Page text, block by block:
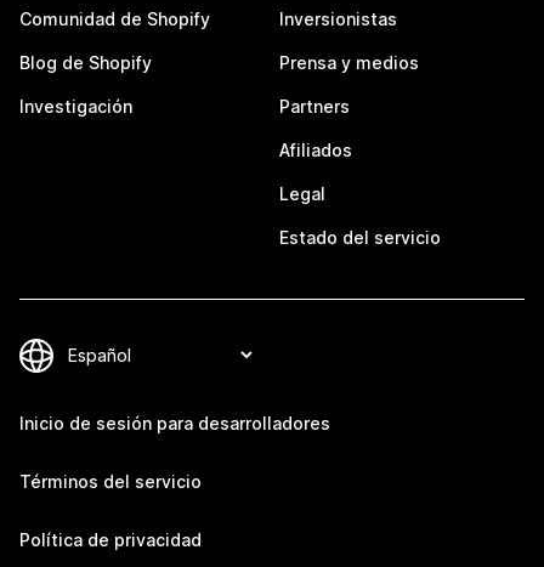
Comunidad de Shopify
Blog de Shopify
Investigación
Inversionistas
Prensa y medios
Partners
Afiliados
Legal
Estado del servicio
Inicio de sesión para desarrolladores
Términos del servicio
Política de privacidad